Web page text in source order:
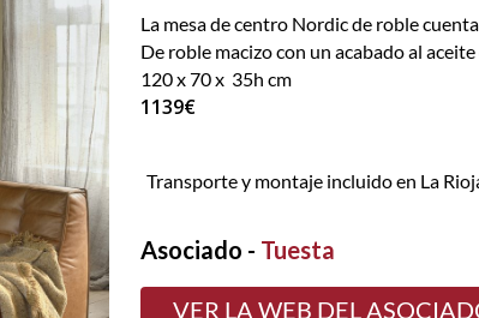
La mesa de centro Nordic de roble cuenta
De roble macizo con un acabado al aceite
120 x 70 x 35h cm
1139€
Transporte y montaje incluido en La
Asociado - Tuesta
VER LA WEB DEL